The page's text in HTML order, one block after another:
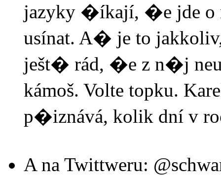
jazyky �íkají, �e jde o
usínat. A� je to
ješt� rád, �e z n�j
kámoš. Volte topku.
p�iznává, kolik dní v
A na Twittweru: